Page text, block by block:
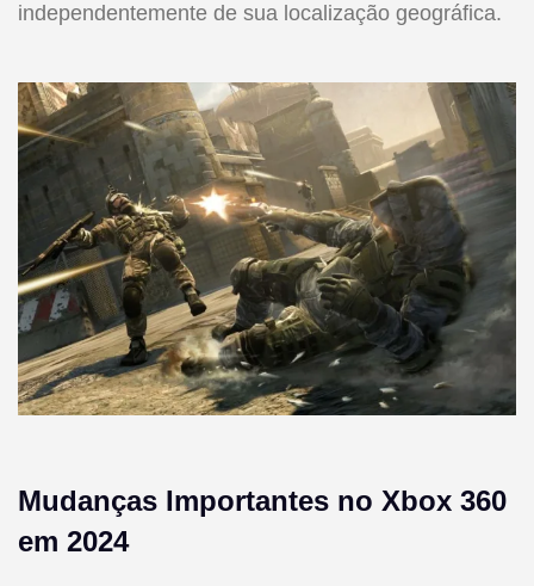
independentemente de sua localização geográfica.
Mudanças Importantes no Xbox 360
em 2024